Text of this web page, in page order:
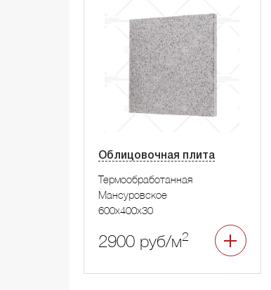
Облицовочная плита
Термообработанная
Мансуровское
600x400x30
2900 руб/м2